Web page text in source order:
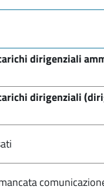
dirigenziali
dirigenziali